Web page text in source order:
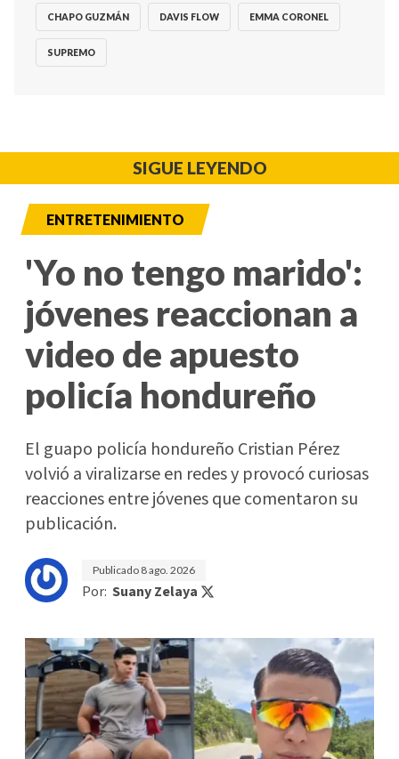
CHAPO GUZMÁN DAVIS FLOW EMMA CORONEL
SUPREMO
SIGUE LEYENDO
ENTRETENIMIENTO
'Yo no tengo marido':
jóvenes reaccionan a
video de apuesto
policía hondureño
El guapo policía hondureño Cristian Pérez
volvió a viralizarse en redes y provocó curiosas
reacciones entre jóvenes que comentaron su
publicación.
Publicado 8 ago. 2026
Por: Suany Zelaya